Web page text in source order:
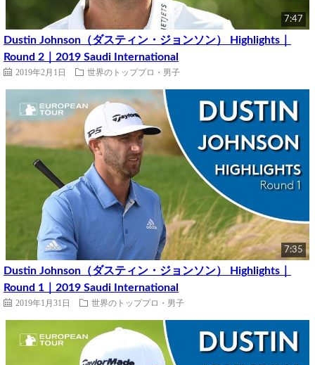
7:47
Dustin Johnson（ダスティン・ジョンソン） Highlights｜
Round 2｜2019 Saudi International
2019年2月1日 世界のトッププロ・男子
7:35
Dustin Johnson（ダスティン・ジョンソン） Highlights｜
Round 1｜2019 Saudi International
2019年1月31日 世界のトッププロ・男子